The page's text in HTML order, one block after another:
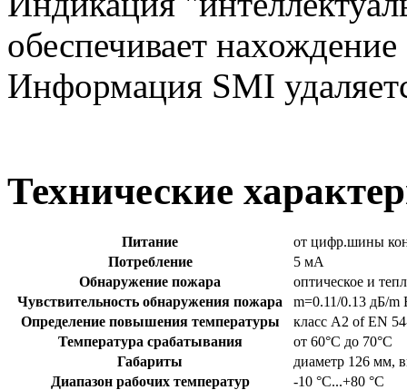
обеспечивает
Информация SMI
Технические
Питание
от цифр.шины
Потребление
5 мА
Обнаружение пожара
оптическое и
Чувствительность обнаружения пожара
m=0.11/0.13 дБ/m
Определение повышения температуры
класс A2 of EN
Температура срабатывания
от 60°C до 70°C
Габариты
диаметр 126 мм,
Диапазон рабочих температур
-10 °C...+80 °C